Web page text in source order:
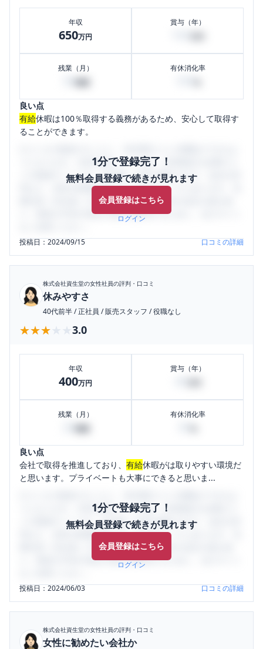
年収
650万円
賞与（年）
残業（月） 有休消化率
良い点
有給休暇は100％取得する義務があるため、安心して取得す
ることができます。
1分で登録完了！
無料会員登録で続きが見れます
会員登録はこちら
ログイン
うになります。SHEHUB(シーハブ)は、女性限定の企業口コ
ミの投稿サイトです。給与面・女性の働きやすさ・会社の評
判など、女性の転職は気にすべき点がたくさんあります。先
輩社員（元社員）の口コミを通して、本当の会社の姿を知
り、将来の不安や現在の悩みを解消するために、ぜひサイト
投稿日：2024/09/15 口コミの詳細
株式会社資生堂の女性社員の評判・口コミ
休みやすさ
40代前半/正社員 /販売スタッフ /役職なし
★★★★★
★★★★★ 3.0
年収
400万円
賞与（年）
残業（月） 有休消化率
良い点
会社で取得を推進しており、 有給休暇がは取りやすい環境だ
と思います。プライベートも大事にできると思いま...
1分で登録完了！
無料会員登録で続きが見れます
会員登録はこちら
ログイン
うになります。SHEHUB(シーハブ)は、女性限定の企業口コ
ミの投稿サイトです。給与面・女性の働きやすさ・会社の評
判など、女性の転職は気にすべき点がたくさんあります。先
輩社員（元社員）の口コミを通して、本当の会社の姿を知
り、将来の不安や現在の悩みを解消するために、ぜひサイト
投稿日：2024/06/03 口コミの詳細
株式会社資生堂の女性社員の評判・口コミ
女性に勧めたい会社か